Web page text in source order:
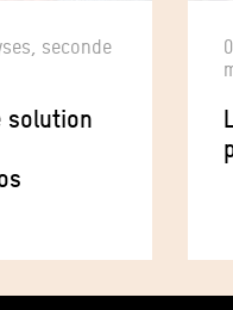
seconde
solution